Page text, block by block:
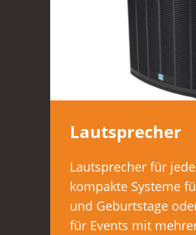
Lautsprecher
Lautsprecher für
kompakte Systeme
und Geburtstage
für Events mit